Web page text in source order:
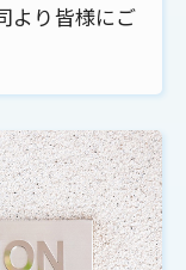
より皆様にご